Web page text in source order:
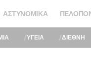
ΑΣΤΥΝΟΜΙΚΆ
ΥΓΕΙΑ ΔΙΕΘΝΗ